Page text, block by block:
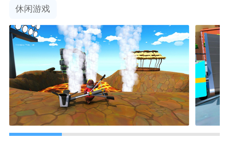
休闲游戏